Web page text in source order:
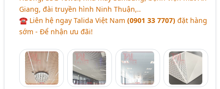
Giang, đài truyền hình Ninh Thuận,..
☎ Liên hệ ngay Talida Việt Nam(0901 33 7707) đặt hàng
sớm - Để nhận ưu đãi!